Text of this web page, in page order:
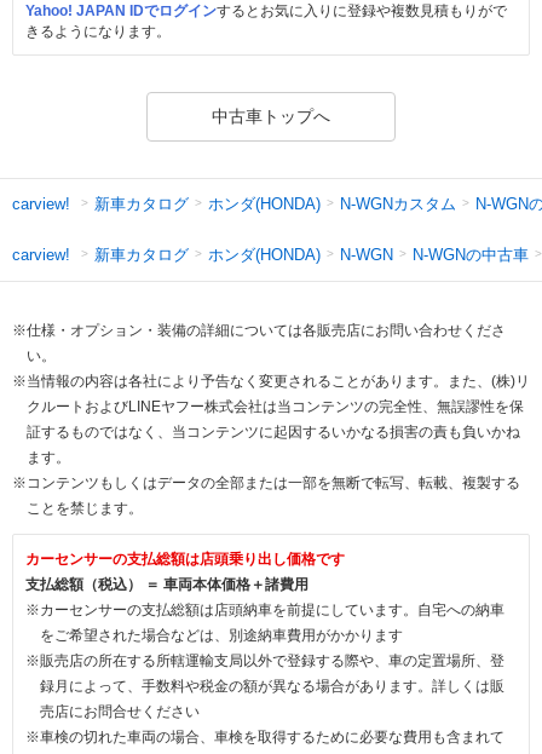
Yahoo! JAPAN IDでログインするとお気に入りに登録や複数見積もりがで
きるようになります。
中古車トップへ
carview! 新車カタログ ホンダ(HONDA) N-WGNカスタム N-WGN
carview! 新車カタログ ホンダ(HONDA) N-WGN N-WGNの中古車
※仕様・オプション・装備の詳細については各販売店にお問い合わせくださ
い。
※当情報の内容は各社により予告なく変更されることがあります。また、(株)リ
クルートおよびLINEヤフー株式会社は当コンテンツの完全性、無誤謬性を保
証するものではなく、当コンテンツに起因するいかなる損害の責も負いかね
ます。
※コンテンツもしくはデータの全部または一部を無断で転写、転載、複製する
ことを禁じます。
カーセンサーの支払総額は店頭乗り出し価格です
支払総額（税込） ＝ 車両本体価格＋諸費用
※カーセンサーの支払総額は店頭納車を前提にしています。自宅への納車
をご希望された場合などは、別途納車費用がかかります
※販売店の所在する所轄運輸支局以外で登録する際や、車の定置場所、登
録月によって、手数料や税金の額が異なる場合があります。詳しくは販
売店にお問合せください
※車検の切れた車両の場合、車検を取得するために必要な費用も含まれて